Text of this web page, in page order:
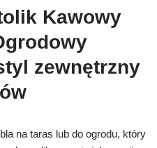
Kawowy
zewnętrzny
na taras lub do ogrodu, który